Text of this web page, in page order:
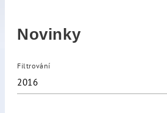
Novinky
Filtrování
2016